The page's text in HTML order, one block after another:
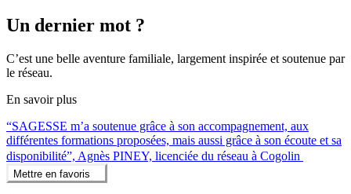
Un dernier mot ?
C’est une belle aventure familiale, largement inspirée et soutenue par
le réseau.
En savoir plus
“SAGESSE m’a soutenue grâce à son accompagnement, aux
différentes formations proposées, mais aussi grâce à son écoute et sa
disponibilité”, Agnès PINEY, licenciée du réseau à Cogolin
Mettre en favoris